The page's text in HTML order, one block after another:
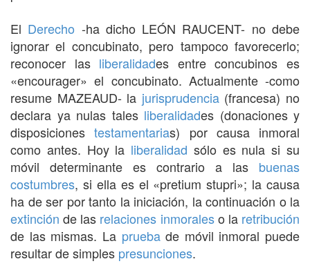
El Derecho -ha dicho LEÓN RAUCENT- no debe
ignorar el concubinato, pero tampoco favorecerlo;
reconocer las liberalidades entre concubinos es
«encourager» el concubinato. Actualmente -como
resume MAZEAUD- la jurisprudencia(francesa) no
declara ya nulas tales liberalidades (donaciones y
disposicionestestamentarias) por causa inmoral
como antes. Hoy la liberalidad sólo es nula si su
móvil determinante es contrario a las buenas
costumbres, si ella es el «pretium stupri»; la causa
ha de ser por tanto la iniciación, la continuación o la
extinción de las relaciones inmoraleso la retribución
de las mismas. La pruebade móvil inmoral puede
resultar de simples presunciones.